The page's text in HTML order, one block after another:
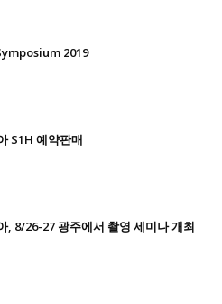
2019
S1H 예약판매
, 8/26-27 광주에서 촬영 세미나 개최